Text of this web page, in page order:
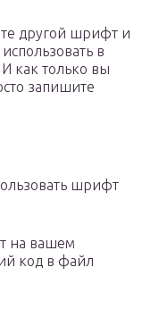
другой шрифт и
в
как только вы
запишите
шрифт
на вашем
код в файл